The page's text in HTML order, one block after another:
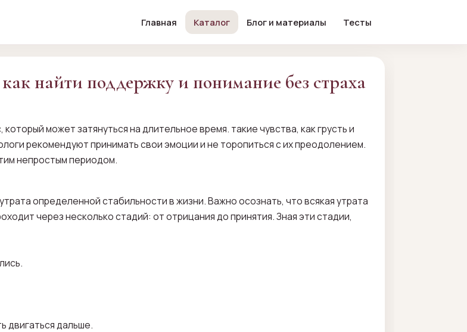
Главная Каталог Блог и материалы Тесты
найти поддержку и понимание без страха
может затянуться на длительное время. такие чувства, как грусть и
рекомендуют принимать свои эмоции и не торопиться с их преодолением.
непростым периодом.
определенной стабильности в жизни. Важно осознать, что всякая утрата
через несколько стадий: от отрицания до принятия. Зная эти стадии,
двигаться дальше.